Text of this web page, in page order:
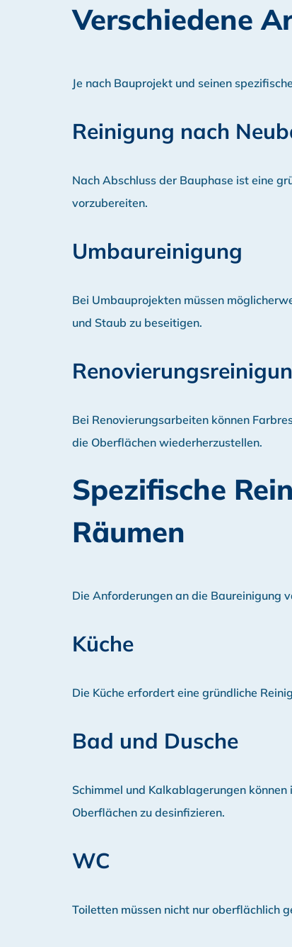
Verschiedene
Je nach Bauprojekt und seinen
Reinigung nach
Nach Abschluss der Bauphase ist eine
vorzubereiten.
Umbaureinigung
Bei Umbauprojekten müssen
und Staub zu beseitigen.
Bei Renovierungsarbeiten können
die Oberflächen wiederherzustellen.
Spezifische
Räumen
Die Anforderungen an die Baureinigung
Küche
Die Küche erfordert eine gründliche
Bad und Dusche
Schimmel und Kalkablagerungen
Oberflächen zu desinfizieren.
WC
Toiletten müssen nicht nur oberflächlich